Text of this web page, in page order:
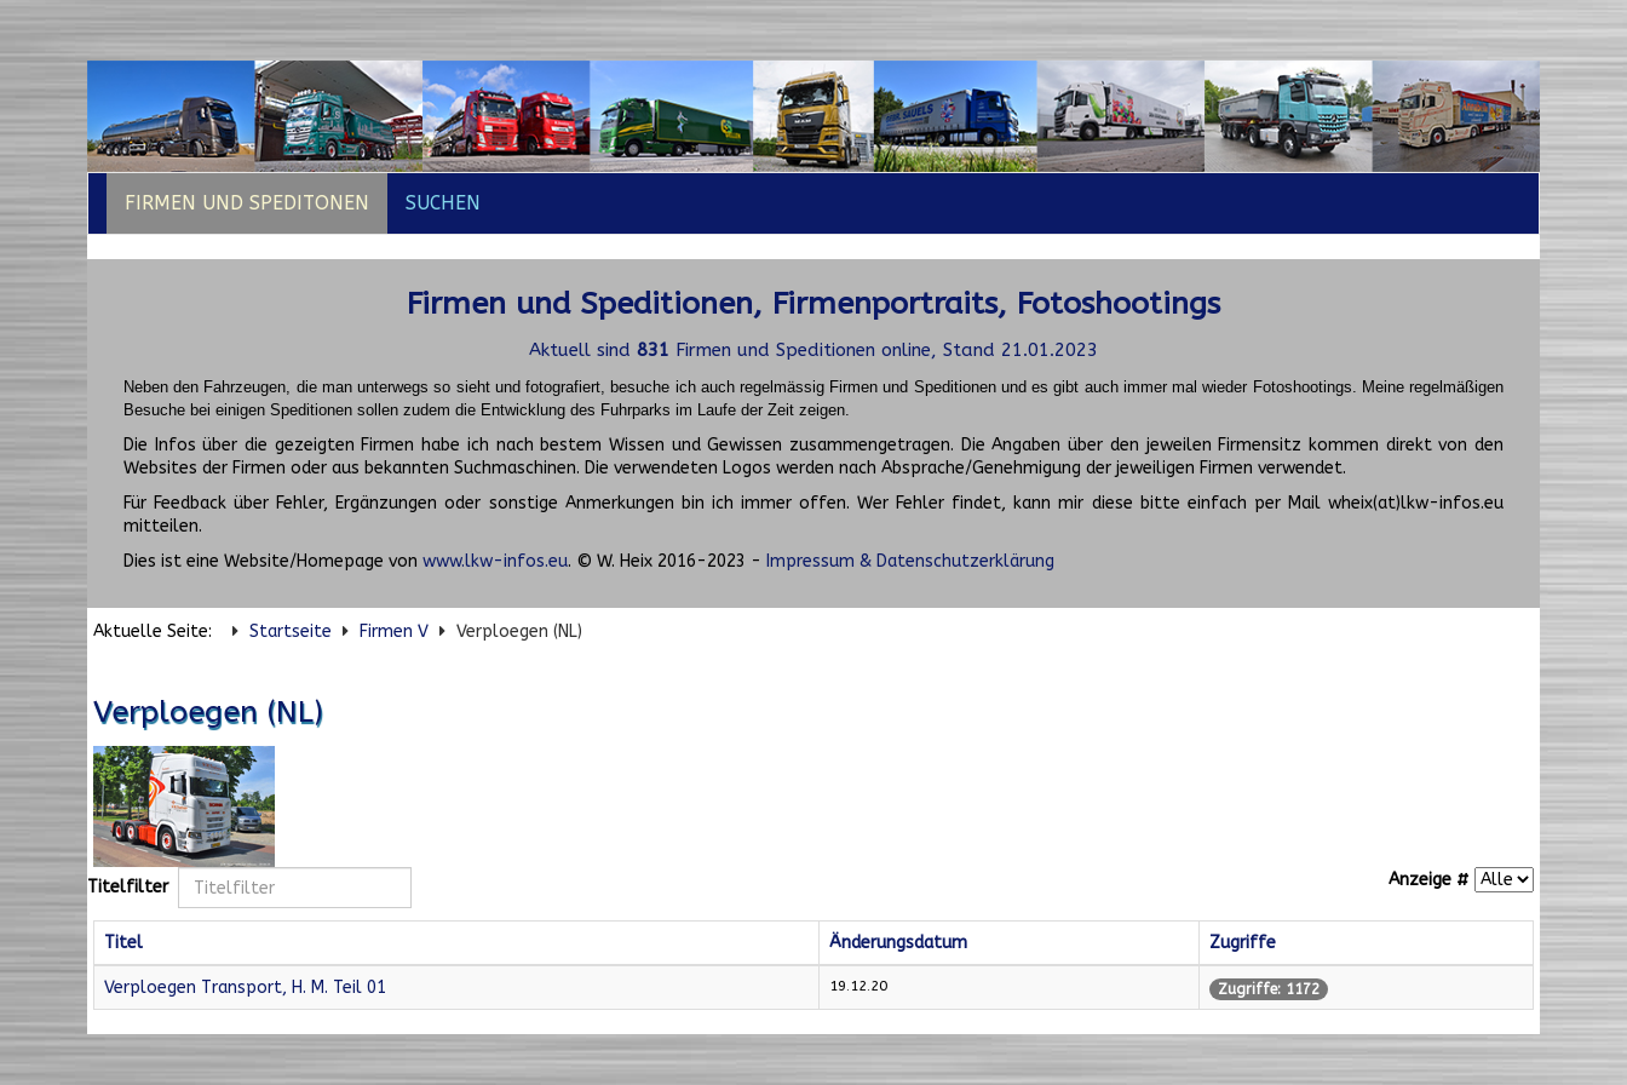
FIRMEN UND SPEDITONEN SUCHEN
Firmen und Speditionen, Firmenportraits, Fotoshootings
Aktuell sind 831 Firmen und Speditionen online, Stand 21.01.2023
Neben den Fahrzeugen, die man unterwegs so sieht und fotografiert, besuche ich auch regelmässig Firmen und Speditionen und es gibt auch immer mal wieder Fotoshootings. Meine regelmäßigen
Besuche bei einigen Speditionen sollen zudem die Entwicklung des Fuhrparks im Laufe der Zeit zeigen.
Die Infos über die gezeigten Firmen habe ich nach bestem Wissen und Gewissen zusammengetragen. Die Angaben über den jeweilen Firmensitz kommen direkt von den
Websites der Firmen oder aus bekannten Suchmaschinen. Die verwendeten Logos werden nach Absprache/Genehmigung der jeweiligen Firmen verwendet.
Für Feedback über Fehler, Ergänzungen oder sonstige Anmerkungen bin ich immer offen. Wer Fehler findet, kann mir diese bitte einfach per Mail wheix(at)lkw-infos.eu
mitteilen.
Dies ist eine Website/Homepage von www.lkw-infos.eu. © W. Heix 2016-2023 - Impressum & Datenschutzerklärung
Aktuelle Seite: Startseite Firmen V Verploegen (NL)
Verploegen (NL)
Titelfilter Anzeige #
Titel Änderungsdatum Zugriffe
Verploegen Transport, H. M. Teil 01 19.12.20 Zugriffe: 1172